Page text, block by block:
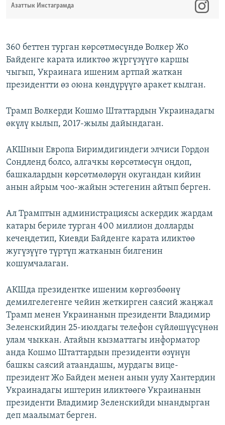
Азаттык Инстаграмда
360 беттен турган көрсөтмөсүндө Волкер Жо
Байденге карата иликтөө жүргүзүүгө каршы
чыгып, Украинага ишеним артпай жаткан
президентти өз оюна көндүрүүгө аракет кылган.
Трамп Волкерди Кошмо Штаттардын Украинадагы
өкүлү кылып, 2017-жылы дайындаган.
АКШнын Европа Биримдигиндеги элчиси Гордон
Сондленд болсо, алгачкы көрсөтмөсүн оңдоп,
башкалардын көрсөтмөлөрүн окугандан кийин
анын айрым чоо-жайын эстегенин айтып берген.
Ал Трамптын администрациясы аскердик жардам
катары бериле турган 400 миллион долларды
кечеңдетип, Киевди Байденге карата иликтөө
жугүзүүгө түртүп жатканын билгенин
кошумчалаган.
АКШда президентке ишеним көргөзбөөнү
демилгелегенге чейин жеткирген саясий жаңжал
Трамп менен Украинанын президенти Владимир
Зеленскийдин 25-июлдагы телефон сүйлөшүүсүнөн
улам чыккан. Атайын кызматтагы информатор
анда Кошмо Штаттардын президенти өзүнүн
башкы саясий атаандашы, мурдагы вице-
президент Жо Байден менен анын уулу Хантердин
Украинадагы иштерин иликтөөгө Украинанын
президенти Владимир Зеленскийди ынандырган
деп маалымат берген.